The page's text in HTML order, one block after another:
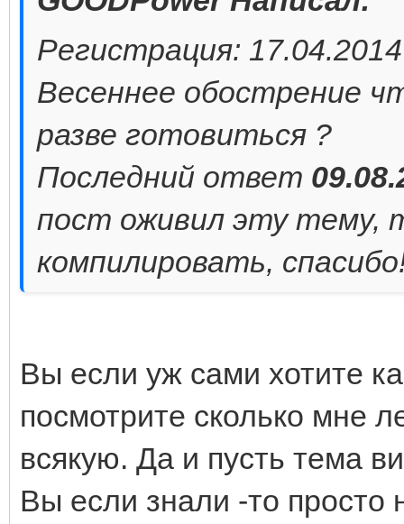
Регистрация: 17.04.2014
Весеннее обострение
разве готовиться ?
Последний ответ
пост оживил эту тему,
компилировать,
Вы если уж сами хотите
посмотрите сколько мне
всякую. Да и пусть тема
Вы если знали -то